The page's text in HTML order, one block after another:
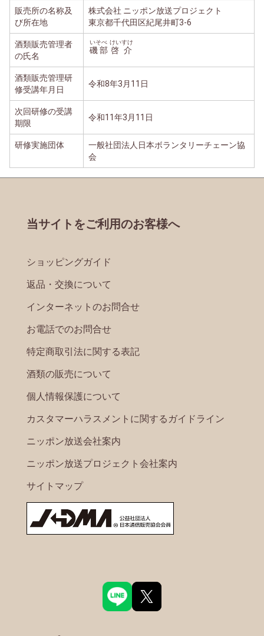
販売所の名称及
び所在地
株式会社 ニッポン放送プロジェクト
東京都千代田区紀尾井町3-6
酒類販売管理者
の氏名
磯部
いそべ
啓介
けいすけ
酒類販売管理研
修受講年月日
令和8年3月11日
次回研修の受講
期限
令和11年3月11日
研修実施団体
一般社団法人日本ボランタリーチェーン協
会
当サイトをご利用のお客様へ
ショッピングガイド
返品・交換について
インターネットのお問合せ
お電話でのお問合せ
特定商取引法に関する表記
酒類の販売について
個人情報保護について
カスタマーハラスメントに関するガイドライン
ニッポン放送会社案内
ニッポン放送プロジェクト会社案内
サイトマップ